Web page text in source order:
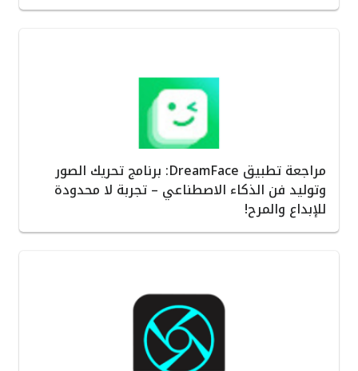
مراجعة تطبيق DreamFace: برنامج تحريك الصور
وتوليد فن الذكاء الاصطناعي – تجربة لا محدودة
للإبداع والمرح!